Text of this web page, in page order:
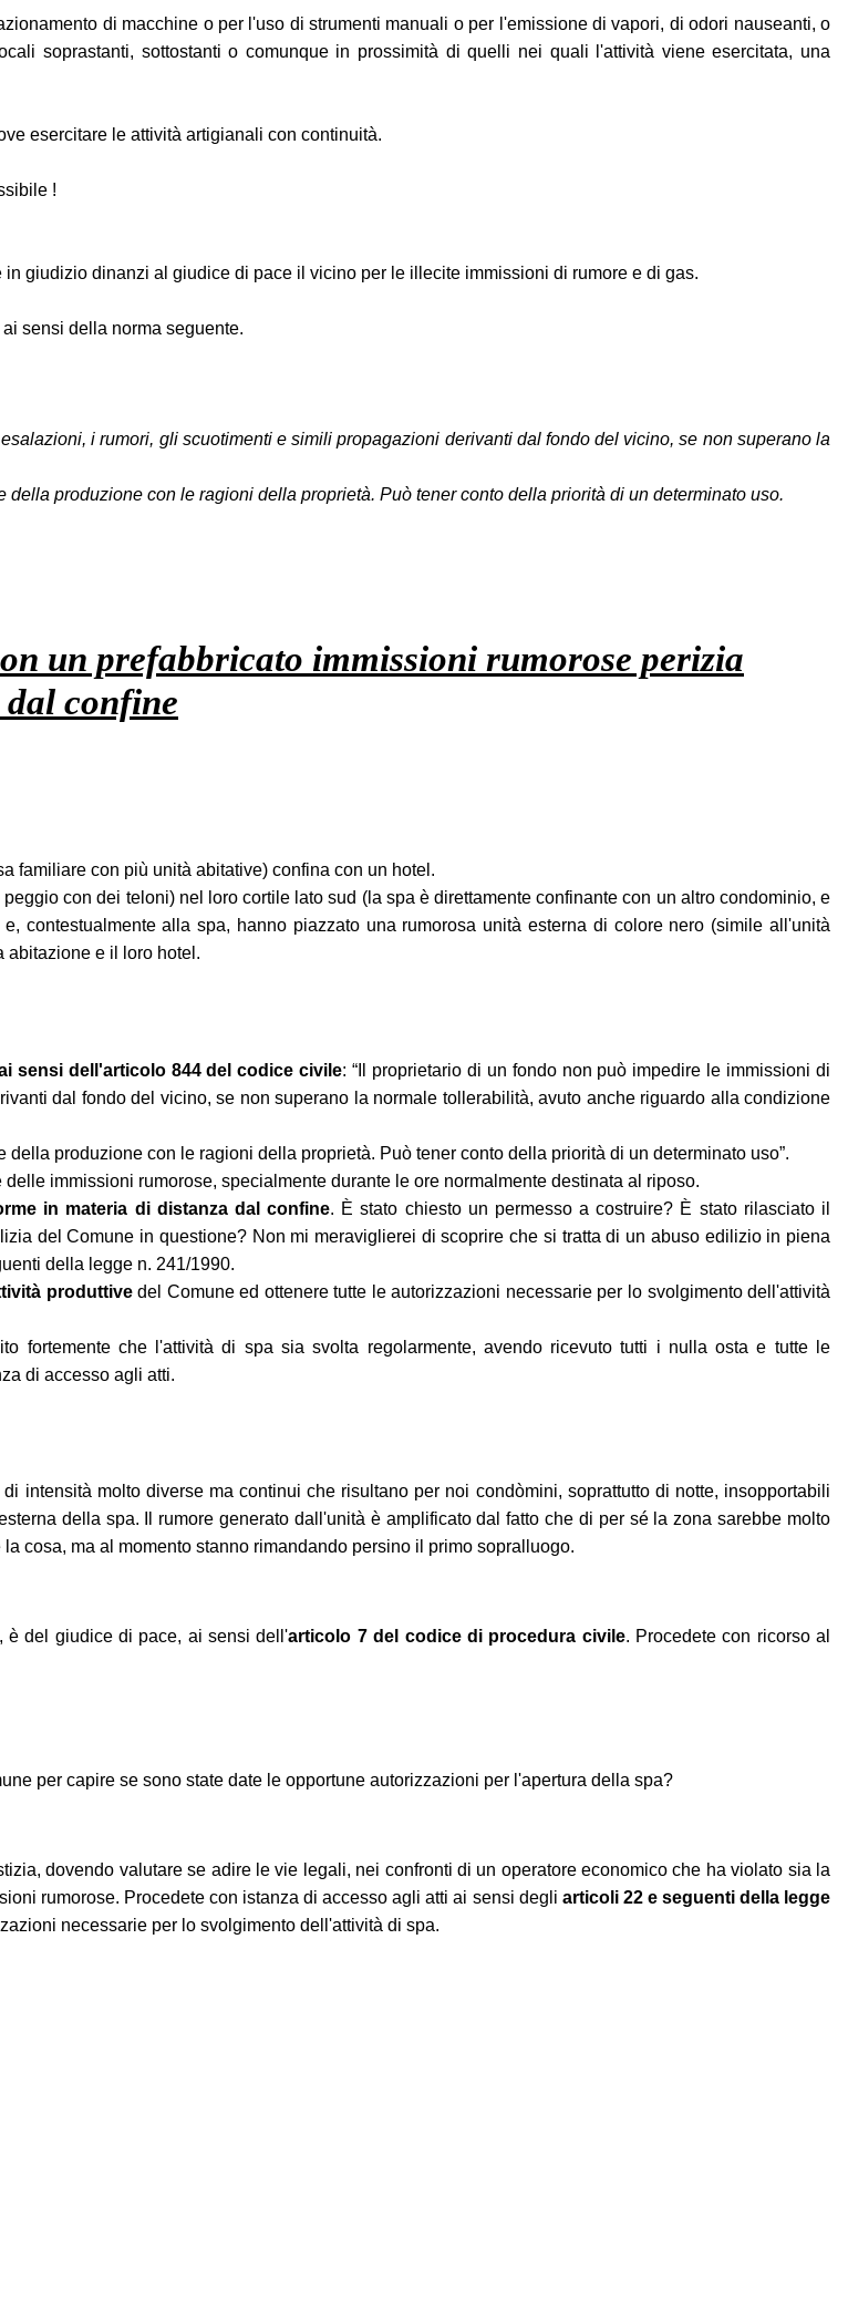
di macchine o per l'uso di strumenti manuali o per l'emissione di vapori, di odori nauseanti, o
soprastanti, sottostanti o comunque in prossimità di quelli nei quali l'attività viene esercitata, una
esercitare le attività artigianali con continuità.
!
giudizio dinanzi al giudice di pace il vicino per le illecite immissioni di rumore e di gas.
sensi della norma seguente.
i rumori, gli scuotimenti e simili propagazioni derivanti dal fondo del vicino, se non superano la
produzione con le ragioni della proprietà. Può tener conto della priorità di un determinato uso.
un prefabbricato immissioni rumorose perizia
confine
familiare con più unità abitative) confina con un hotel.
con dei teloni) nel loro cortile lato sud (la spa è direttamente confinante con un altro condominio, e
contestualmente alla spa, hanno piazzato una rumorosa unità esterna di colore nero (simile all'unità
abitazione e il loro hotel.
sensi dell'articolo 844 del codice civile: “Il proprietario di un fondo non può impedire le immissioni di
dal fondo del vicino, se non superano la normale tollerabilità, avuto anche riguardo alla condizione
produzione con le ragioni della proprietà. Può tener conto della priorità di un determinato uso”.
immissioni rumorose, specialmente durante le ore normalmente destinata al riposo.
in materia di distanza dal confine. È stato chiesto un permesso a costruire? È stato rilasciato il
del Comune in questione? Non mi meraviglierei di scoprire che si tratta di un abuso edilizio in piena
della legge n. 241/1990.
produttivedel Comune ed ottenere tutte le autorizzazioni necessarie per lo svolgimento dell'attività
fortemente che l'attività di spa sia svolta regolarmente, avendo ricevuto tutti i nulla osta e tutte le
di accesso agli atti.
intensità molto diverse ma continui che risultano per noi condòmini, soprattutto di notte, insopportabili
della spa. Il rumore generato dall'unità è amplificato dal fatto che di per sé la zona sarebbe molto
cosa, ma al momento stanno rimandando persino il primo sopralluogo.
è del giudice di pace, ai sensi dell'articolo 7 del codice di procedura civile. Procedete con ricorso al
per capire se sono state date le opportune autorizzazioni per l'apertura della spa?
dovendo valutare se adire le vie legali, nei confronti di un operatore economico che ha violato sia la
rumorose. Procedete con istanza di accesso agli atti ai sensi degli articoli 22 e seguenti della legge
necessarie per lo svolgimento dell'attività di spa.